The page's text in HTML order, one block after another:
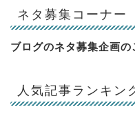
ネタ募集コーナー
ブログのネタ募集企画の
人気記事ランキン